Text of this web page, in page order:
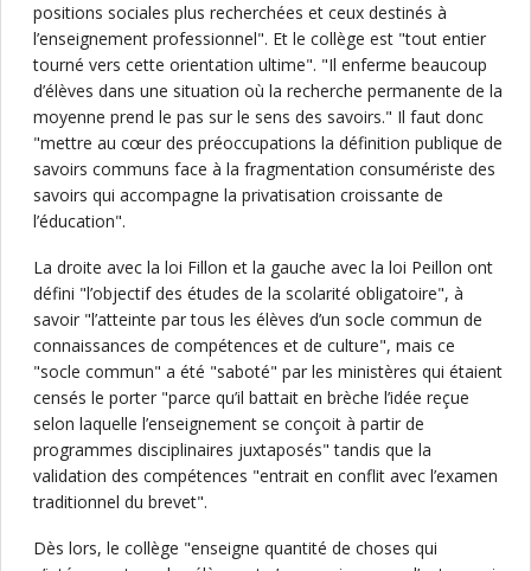
positions sociales plus recherchées et ceux destinés à
l’enseignement professionnel". Et le collège est "tout entier
tourné vers cette orientation ultime". "Il enferme beaucoup
d’élèves dans une situation où la recherche permanente de la
moyenne prend le pas sur le sens des savoirs." Il faut donc
"mettre au cœur des préoccupations la définition publique de
savoirs communs face à la fragmentation consumériste des
savoirs qui accompagne la privatisation croissante de
l’éducation".
La droite avec la loi Fillon et la gauche avec la loi Peillon ont
défini "l’objectif des études de la scolarité obligatoire", à
savoir "l’atteinte par tous les élèves d’un socle commun de
connaissances de compétences et de culture", mais ce
"socle commun" a été "saboté" par les ministères qui étaient
censés le porter "parce qu’il battait en brèche l’idée reçue
selon laquelle l’enseignement se conçoit à partir de
programmes disciplinaires juxtaposés" tandis que la
validation des compétences "entrait en conflit avec l’examen
traditionnel du brevet".
Dès lors, le collège "enseigne quantité de choses qui